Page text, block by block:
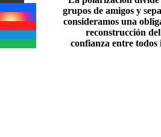
grupos de amigos y
consideramos una
reconstrucción
confianza entre todos